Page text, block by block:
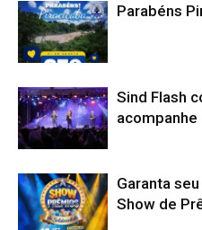
Parabéns
Sind Flash
acompanhe
Garanta
Show de